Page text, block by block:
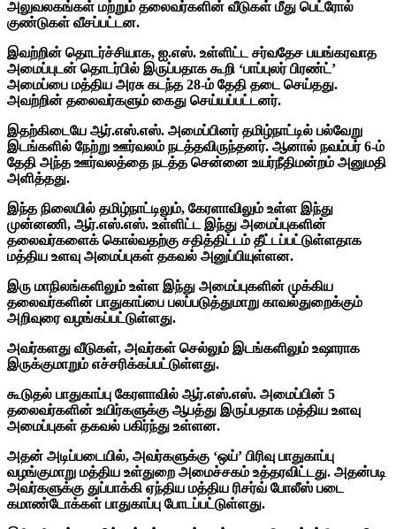
அலுவலகங்கள் மற்றும் தலைவர்களின் வீடுகள் மீது பெட்ரோல்
குண்டுகள் வீசப்பட்டன.
இவற்றின் தொடர்ச்சியாக, ஐ.எஸ். உள்ளிட்ட சர்வதேச பயங்கரவாத
அமைப்புடன் தொடர்பில் இருப்பதாக கூறி ‘பாப்புலர் பிரண்ட்’
அமைப்பை மத்திய அரசு கடந்த 28-ம் தேதி தடை செய்தது.
அவற்றின் தலைவர்களும் கைது செய்யப்பட்டனர்.
இதற்கிடையே ஆர்.எஸ்.எஸ். அமைப்பினர் தமிழ்நாட்டில் பல்வேறு
இடங்களில் நேற்று ஊர்வலம் நடத்தவிருந்தனர். ஆனால் நவம்பர் 6-ம்
தேதி அந்த ஊர்வலத்தை நடத்த சென்னை உயர்நீதிமன்றம் அனுமதி
அளித்தது.
இந்த நிலையில் தமிழ்நாட்டிலும், கேரளாவிலும் உள்ள இந்து
முன்னணி, ஆர்.எஸ்.எஸ். உள்ளிட்ட இந்து அமைப்புகளின்
தலைவர்களைக் கொல்வதற்கு சதித்திட்டம் தீட்டப்பட்டுள்ளதாக
மத்திய உளவு அமைப்புகள் தகவல் அனுப்பியுள்ளன.
இரு மாநிலங்களிலும் உள்ள இந்து அமைப்புகளின் முக்கிய
தலைவர்களின் பாதுகாப்பை பலப்படுத்துமாறு காவல்துறைக்கும்
அறிவுரை வழங்கப்பட்டுள்ளது.
அவர்களது வீடுகள், அவர்கள் செல்லும் இடங்களிலும் உஷாராக
இருக்குமாறும் எச்சரிக்கப்பட்டுள்ளது.
கூடுதல் பாதுகாப்பு கேரளாவில் ஆர்.எஸ்.எஸ். அமைப்பின் 5
தலைவர்களின் உயிர்களுக்கு ஆபத்து இருப்பதாக மத்திய உளவு
அமைப்புகள் தகவல் பகிர்ந்து உள்ளன.
அதன் அடிப்படையில், அவர்களுக்கு ‘ஒய்’ பிரிவு பாதுகாப்பு
வழங்குமாறு மத்திய உள்துறை அமைச்சகம் உத்தரவிட்டது. அதன்படி
அவர்களுக்கு துப்பாக்கி ஏந்திய மத்திய ரிசர்வ் போலீஸ் படை
கமாண்டோக்கள் பாதுகாப்பு போடப்பட்டுள்ளது.